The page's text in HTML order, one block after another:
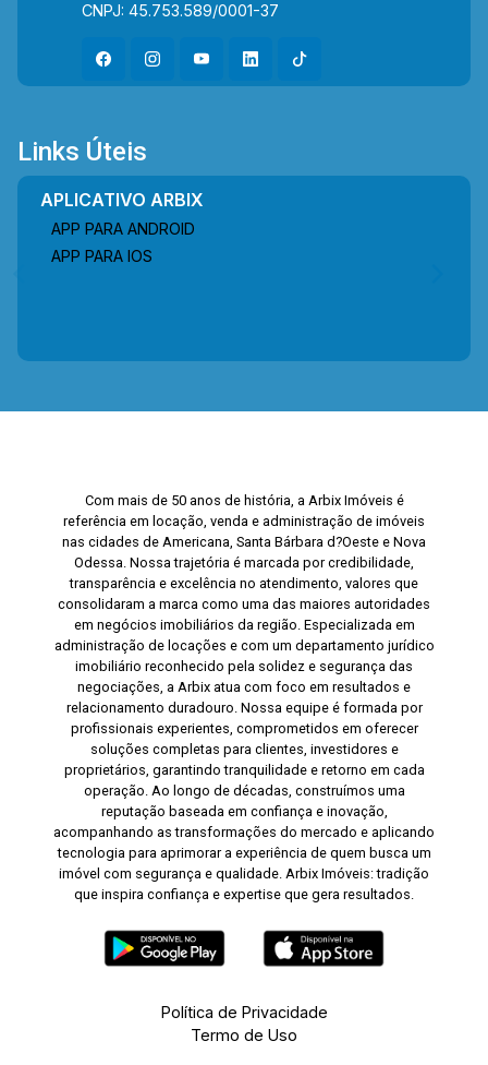
CNPJ: 45.753.589/0001-37
Links Úteis
APLICATIVO ARBIX
APP PARA ANDROID
APP PARA IOS
Com mais de 50 anos de história, a Arbix Imóveis é
referência em locação, venda e administração de imóveis
nas cidades de Americana, Santa Bárbara d?Oeste e Nova
Odessa. Nossa trajetória é marcada por credibilidade,
transparência e excelência no atendimento, valores que
consolidaram a marca como uma das maiores autoridades
em negócios imobiliários da região. Especializada em
administração de locações e com um departamento jurídico
imobiliário reconhecido pela solidez e segurança das
negociações, a Arbix atua com foco em resultados e
relacionamento duradouro. Nossa equipe é formada por
profissionais experientes, comprometidos em oferecer
soluções completas para clientes, investidores e
proprietários, garantindo tranquilidade e retorno em cada
operação. Ao longo de décadas, construímos uma
reputação baseada em confiança e inovação,
acompanhando as transformações do mercado e aplicando
tecnologia para aprimorar a experiência de quem busca um
imóvel com segurança e qualidade. Arbix Imóveis: tradição
que inspira confiança e expertise que gera resultados.
Política de Privacidade
Termo de Uso